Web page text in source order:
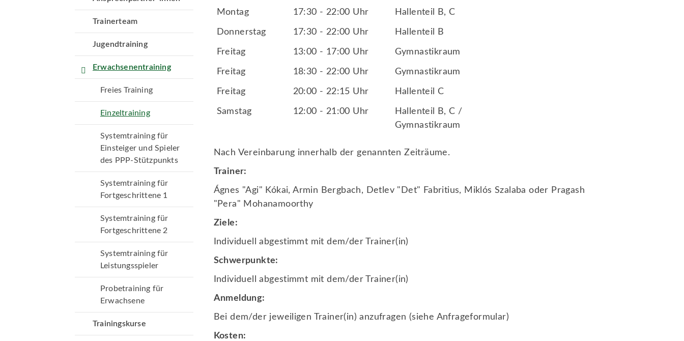
Montag 17:30 - 22:00 Uhr Hallenteil B, C
Donnerstag 17:30 - 22:00 Uhr Hallenteil B
Freitag 13:00 - 17:00 Uhr Gymnastikraum
Freitag 18:30 - 22:00 Uhr Gymnastikraum
Freitag 20:00 - 22:15 Uhr Hallenteil C
Samstag 12:00 - 21:00 Uhr
Hallenteil B, C /
Gymnastikraum
Nach Vereinbarung innerhalb der genannten Zeiträume.
Trainer:
Ágnes "Agi" Kókai,Armin Bergbach, Detlev "Det" Fabritius, Miklós Szalaba oder Pragash
"Pera" Mohanamoorthy
Ziele:
Individuell abgestimmt mit dem/der Trainer(in)
Schwerpunkte:
Individuell abgestimmt mit dem/der Trainer(in)
Anmeldung:
Bei dem/der jeweiligen Trainer(in) anzufragen (siehe Anfrageformular)
Kosten:
Trainerteam
Jugendtraining
Erwachsenentraining
Freies Training
Einzeltraining
Systemtraining für
Einsteiger und Spieler
des PPP-Stützpunkts
Systemtraining für
Fortgeschrittene 1
Systemtraining für
Fortgeschrittene 2
Systemtraining für
Leistungsspieler
Probetraining für
Erwachsene
Trainingskurse
Geschäftsstelle
Am Sportpark 8
82061 Neuried
089 55057690
info@tsv-neuried.de
Prävention sexueller Gewalt
Ansprechpartner*innen